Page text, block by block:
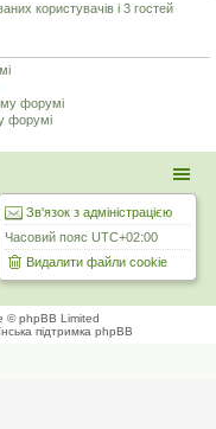
користувачів і 3 гостей
форумі
форумі
Зв'язок з адміністрацією
Часовий пояс UTC+02:00
Видалити файли cookie
© phpBB Limited
підтримка phpBB